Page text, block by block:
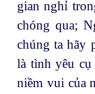
gian nghỉ
chóng qua;
chúng ta hãy
là tình yêu
niềm vui của